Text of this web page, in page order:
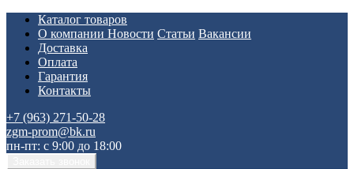
Каталог товаров
О компании Новости Статьи Вакансии
Доставка
Оплата
Гарантия
Контакты
+7 (963) 271-50-28
zgm-prom@bk.ru
пн-пт: с 9:00 до 18:00